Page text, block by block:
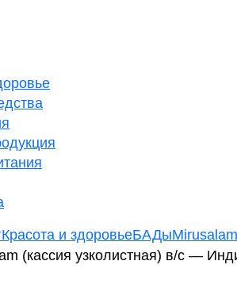
Красота и здоровьеБАДыMirusalam